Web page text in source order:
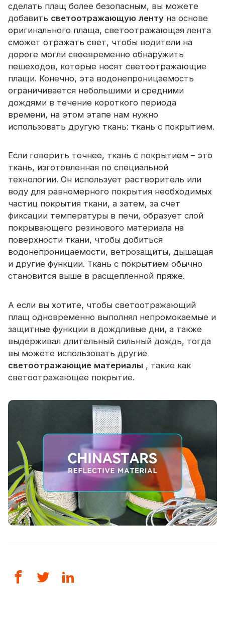
Контакт
сделать плащ более безопасным, вы можете
добавить светоотражающую ленту на основе
оригинального плаща, светоотражающая лента
сможет отражать свет, чтобы водители на
дороге могли своевременно обнаружить
пешеходов, которые носят светоотражающие
плащи. Конечно, эта водонепроницаемость
ограничивается небольшими и средними
дождями в течение короткого периода
времени, на этом этапе нам нужно
использовать другую ткань: ткань с покрытием.
Если говорить точнее, ткань с покрытием – это
ткань, изготовленная по специальной
технологии. Он использует растворитель или
воду для равномерного покрытия необходимых
частиц покрытия ткани, а затем, за счет
фиксации температуры в печи, образует слой
покрывающего резинового материала на
поверхности ткани, чтобы добиться
водонепроницаемости, ветрозащиты, дышащая
и другие функции. Ткань с покрытием обычно
становится выше в расщепленной пряже.
А если вы хотите, чтобы светоотражающий
плащ одновременно выполнял непромокаемые и
защитные функции в дождливые дни, а также
выдерживал длительный сильный дождь, тогда
вы можете использовать другие
светоотражающие материалы , такие как
светоотражающее покрытие.